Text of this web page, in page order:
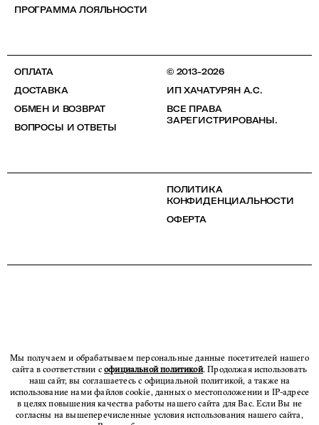
ПРОГРАММА ЛОЯЛЬНОСТИ
ОПЛАТА
ДОСТАВКА
ОБМЕН И ВОЗВРАТ
ВОПРОСЫ И ОТВЕТЫ
© 2013-2026
ИП ХАЧАТУРЯН А.С.
ВСЕ ПРАВА
ЗАРЕГИСТРИРОВАНЫ.
ПОЛИТИКА
КОНФИДЕНЦИАЛЬНОСТИ
ОФЕРТА
Мы получаем и обрабатываем персональные данные посетителей нашего
сайта в соответствии софициальной политикой. Продолжая использовать
наш сайт, вы соглашаетесь с официальной политикой, а также на
использование нами файлов cookie, данных о местоположении и IP-адресе
в целях повышения качества работы нашего сайта для Вас. Если Вы не
согласны на вышеперечисленные условия использования нашего сайта,